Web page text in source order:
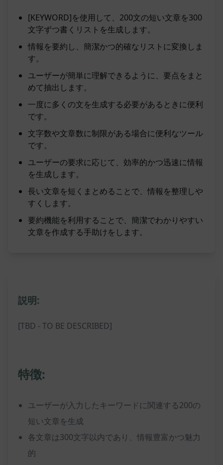
[KEYWORD]を使用して、200文の短い文章を300
文字ずつ書くリストを生成します。
情報を要約し、簡潔かつ的確なリストに変換しま
す。
ユーザーが簡単に理解できるように、要点をまと
めて抽出します。
一度に多くの文を生成する必要があるときに便利
です。
文字数や文章数に制限がある場合に便利なツール
です。
ユーザーの要求に応じて、効率的かつ迅速に情報
を生成します。
長い文章を短くまとめることで、情報を整理しや
すくします。
要約機能を利用することで、簡潔でわかりやすい
文章を作成する手助けをします。
説明:
[TBD - TO BE DESCRIBED]
特徴:
ユーザーが入力したキーワードに関連する200の
短い文章を生成
各文章は300文字以内であり、情報豊富かつ魅力
的